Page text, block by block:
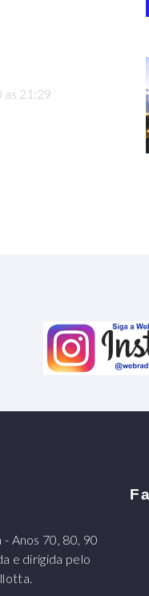
as 21:29
Anos 70, 80, 90
e dirigida pelo